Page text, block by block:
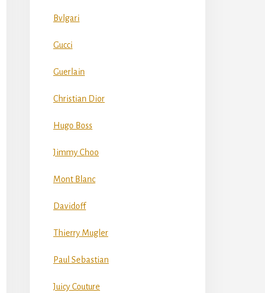
Bvlgari
Gucci
Guerlain
Christian Dior
Hugo Boss
Jimmy Choo
Mont Blanc
Davidoff
Thierry Mugler
Paul Sebastian
Juicy Couture